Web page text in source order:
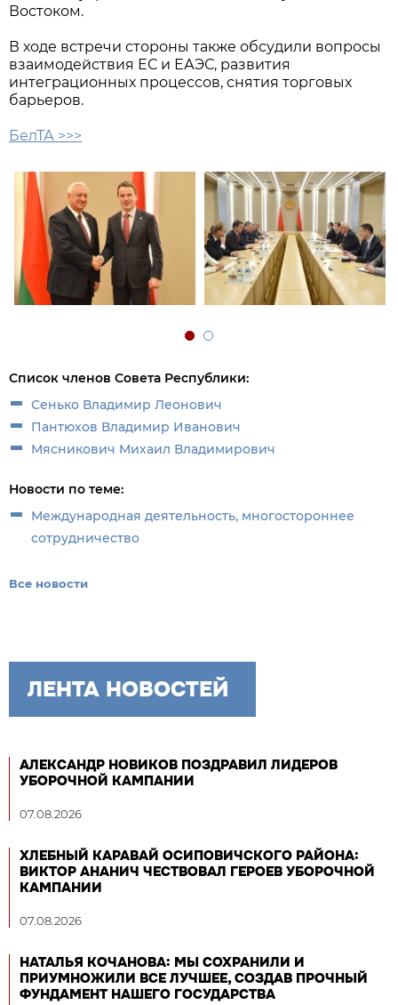
Востоком.
В ходе встречи стороны также обсудили вопросы
взаимодействия ЕС и ЕАЭС, развития
интеграционных процессов, снятия торговых
барьеров.
БелТА >>>
Список членов Совета Республики:
Сенько Владимир Леонович
Пантюхов Владимир Иванович
Мясникович Михаил Владимирович
Новости по теме:
Международная деятельность, многостороннее
сотрудничество
Все новости
ЛЕНТА НОВОСТЕЙ
АЛЕКСАНДР НОВИКОВ ПОЗДРАВИЛ ЛИДЕРОВ
УБОРОЧНОЙ КАМПАНИИ
07.08.2026
ХЛЕБНЫЙ КАРАВАЙ ОСИПОВИЧСКОГО РАЙОНА:
ВИКТОР АНАНИЧ ЧЕСТВОВАЛ ГЕРОЕВ УБОРОЧНОЙ
КАМПАНИИ
07.08.2026
НАТАЛЬЯ КОЧАНОВА: МЫ СОХРАНИЛИ И
ПРИУМНОЖИЛИ ВСЕ ЛУЧШЕЕ, СОЗДАВ ПРОЧНЫЙ
ФУНДАМЕНТ НАШЕГО ГОСУДАРСТВА